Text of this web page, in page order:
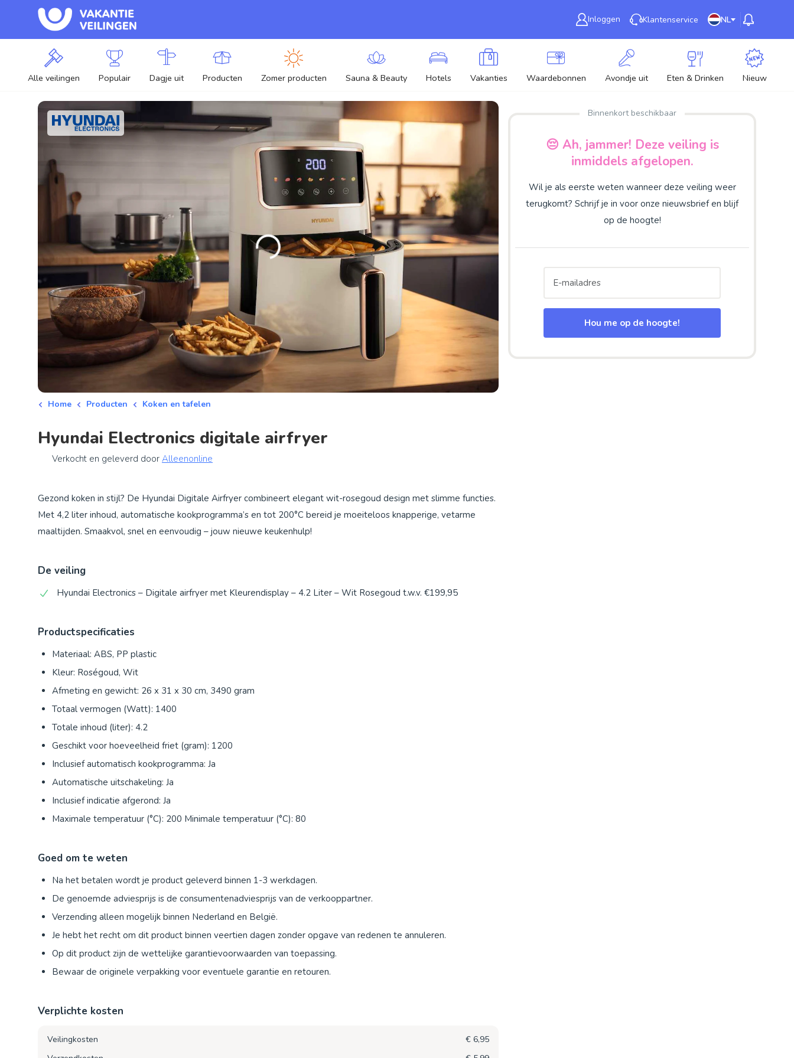
Inloggen Klantenservice NL
Alle veilingen Populair Dagje uit Producten Zomer producten Sauna & Beauty Hotels Vakanties Waardebonnen Avondje uit Eten & Drinken Nieuw
Home Producten Koken en tafelen
Hyundai Electronics digitale airfryer
Verkocht en geleverd door Alleenonline
Binnenkort beschikbaar
😔 Ah, jammer! Deze veiling is
inmiddels afgelopen.
Wil je als eerste weten wanneer deze veiling weer
terugkomt? Schrijf je in voor onze nieuwsbrief en blijf
op de hoogte!
Hou me op de hoogte!
Gezond koken in stijl? De Hyundai Digitale Airfryer combineert elegant wit-rosegoud design met slimme functies.
Met 4,2 liter inhoud, automatische kookprogramma’s en tot 200°C bereid je moeiteloos knapperige, vetarme
maaltijden. Smaakvol, snel en eenvoudig – jouw nieuwe keukenhulp!
De veiling
Hyundai Electronics – Digitale airfryer met Kleurendisplay – 4.2 Liter – Wit Rosegoud t.w.v. €199,95
Productspecificaties
Materiaal: ABS, PP plastic
Kleur: Roségoud, Wit
Afmeting en gewicht: 26 x 31 x 30 cm, 3490 gram
Totaal vermogen (Watt): 1400
Totale inhoud (liter): 4.2
Geschikt voor hoeveelheid friet (gram): 1200
Inclusief automatisch kookprogramma: Ja
Automatische uitschakeling: Ja
Inclusief indicatie afgerond: Ja
Maximale temperatuur (°C): 200 Minimale temperatuur (°C): 80
Goed om te weten
Na het betalen wordt je product geleverd binnen 1-3 werkdagen.
De genoemde adviesprijs is de consumentenadviesprijs van de verkooppartner.
Verzending alleen mogelijk binnen Nederland en België.
Je hebt het recht om dit product binnen veertien dagen zonder opgave van redenen te annuleren.
Op dit product zijn de wettelijke garantievoorwaarden van toepassing.
Bewaar de originele verpakking voor eventuele garantie en retouren.
Verplichte kosten
Veilingkosten
€ 6,95